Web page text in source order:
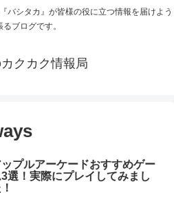
バシタカ』が皆様の役に立つ情報を届けよう
るブログです。
クカク情報局
ップルアーケードおすすめゲー
3選！実際にプレイしてみまし